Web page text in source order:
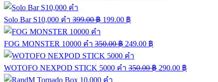
Solo Bar S10,000 คำ 399.00฿ 199.00 ฿
FOG MONSTER 10000 คำ 350.00฿ 249.00 ฿
WOTOFO NEXPOD STICK 5000 คำ 350.00฿ 290.00 ฿